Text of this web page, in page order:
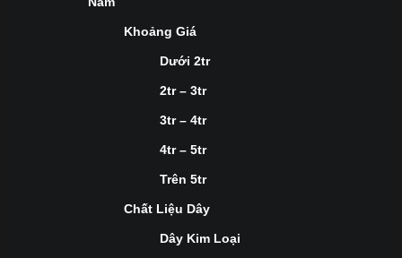
Khoảng Giá
Dưới 2tr
2tr – 3tr
3tr – 4tr
4tr – 5tr
Trên 5tr
Chất Liệu Dây
Dây Kim Loại